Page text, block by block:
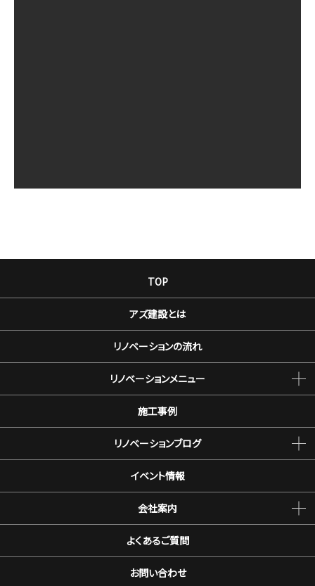
TOP
アズ建設とは
リノベーションの流れ
リノベーションメニュー
施工事例
リノベーションブログ
イベント情報
会社案内
よくあるご質問
お問い合わせ